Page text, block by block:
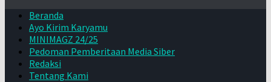
Beranda
Ayo Kirim Karyamu
MINIMAGZ 24/25
Pedoman Pemberitaan Media Siber
Redaksi
Tentang Kami